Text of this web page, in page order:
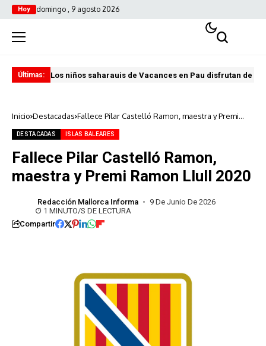
Hoy domingo , 9 agosto 2026
Últimas: Los niños saharauis de Vacances en Pau disfrutan de
Inicio Destacadas Fallece Pilar Castelló Ramon, maestra y Premi
DESTACADAS ISLAS BALEARES
Fallece Pilar Castelló Ramon,
maestra y Premi Ramon Llull 2020
Redacción Mallorca Informa
9 De Junio De 2026
1 MINUTO/S DE LECTURA
Compartir